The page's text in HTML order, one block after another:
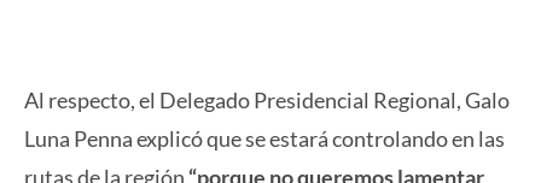
Al respecto, el Delegado Presidencial Regional, Galo
Luna Penna explicó que se estará controlando en las
rutas de la región “porque no queremos lamentar